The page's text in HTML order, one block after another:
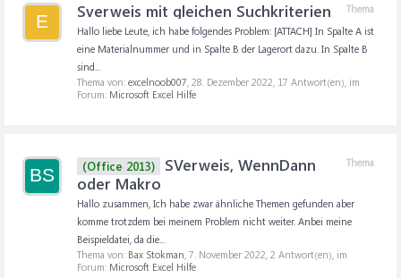
E
Thema
Sverweis mit gleichen Suchkriterien
Hallo liebe Leute, ich habe folgendes Problem: [ATTACH] In Spalte A ist
eine Materialnummer und in Spalte B der Lagerort dazu. In Spalte B
sind...
Thema von: excelnoob007, 28. Dezember 2022, 17 Antwort(en), im
Forum: Microsoft Excel Hilfe
BS
Thema
(Office 2013)
SVerweis, WennDann
oder Makro
Hallo zusammen, Ich habe zwar ähnliche Themen gefunden aber
komme trotzdem bei meinem Problem nicht weiter. Anbei meine
Beispieldatei, da die...
Thema von: Bax Stokman, 7. November 2022, 2 Antwort(en), im
Forum: Microsoft Excel Hilfe